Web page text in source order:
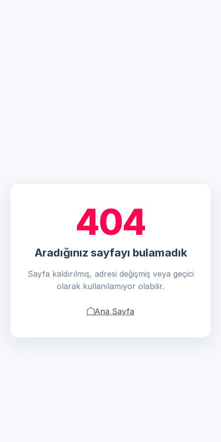
404
Aradığınız sayfayı bulamadık
Sayfa kaldırılmış, adresi değişmiş veya geçici
olarak kullanılamıyor olabilir.
Ana Sayfa